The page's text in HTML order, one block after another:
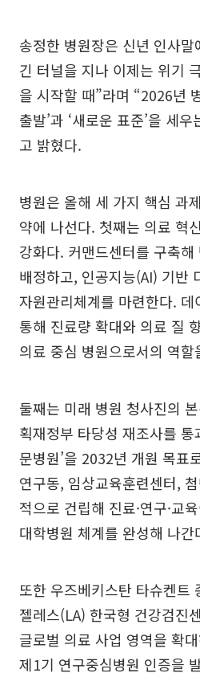
송정한 병원장은 신년 인사
긴 터널을 지나 이제는 위기
을 시작할 때”라며 “2026년
출발’과 ‘새로운 표준’을 세
고 밝혔다.
병원은 올해 세 가지 핵심 과
약에 나선다. 첫째는 의료 혁
강화다. 커맨드센터를 구축
배정하고, 인공지능(AI) 기반
자원관리체계를 마련한다.
통해 진료량 확대와 의료 질
의료 중심 병원으로서의 역
둘째는 미래 병원 청사진의
획재정부 타당성 재조사를 통
문병원’을 2032년 개원 목표
연구동, 임상교육훈련센터,
적으로 건립해 진료·연구·교
대학병원 체계를 완성해 나간
또한 우즈베키스탄 타슈켄트
젤레스(LA) 한국형 건강검진
글로벌 의료 사업 영역을 확
제1기 연구중심병원 인증을